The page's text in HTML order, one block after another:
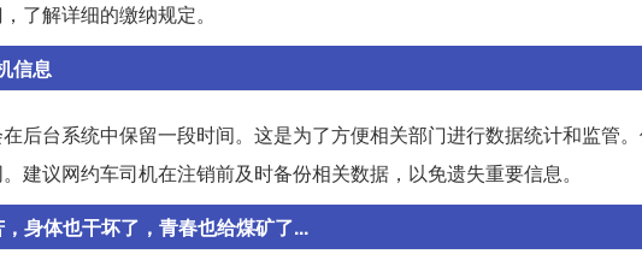
了解详细的缴纳规定。
信息
后台系统中保留一段时间。这是为了方便相关部门进行数据统计和监管
建议网约车司机在注销前及时备份相关数据，以免遗失重要信息。
身体也干坏了，青春也给煤矿了...